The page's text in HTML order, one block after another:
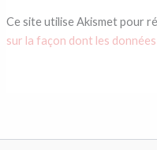
Ce site utilise Akismet pour
sur la façon dont les